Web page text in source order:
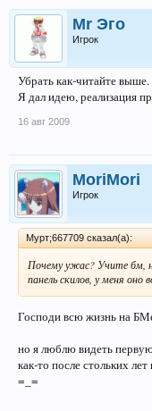
Mr Эго
Игрок
Убрать как-читайте выше.
Я дал идею, реализация
16 авг 2009
MoriMori
Игрок
Мурт;667709 сказал(а):
Почему ужас? Учите бм,
панель скилов, у меня оно
Господи всю жизнь на
но я люблю видеть
как-то после стольких
=_=